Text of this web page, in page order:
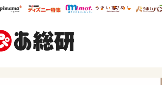
ぴあ総研ハピママ* ウレぴあ総研 ディズニー特集
mimot. うまいめ